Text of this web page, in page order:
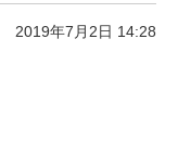
2019年7月2日 14:28